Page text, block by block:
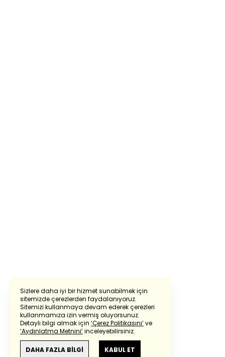
Sizlere daha iyi bir hizmet sunabilmek için
sitemizde çerezlerden faydalanıyoruz.
Sitemizi kullanmaya devam ederek çerezleri
kullanmamıza izin vermiş oluyorsunuz.
Detaylı bilgi almak için ‘Çerez Politikasını’ve
‘Aydınlatma Metnini’inceleyebilirsiniz.
DAHA FAZLA BİLGİ KABUL ET
Powered by Translate
Bu çevirideGoogle Transletekullanılmıştır.
Anlam ve çeviri hatalarından
haberturk.com